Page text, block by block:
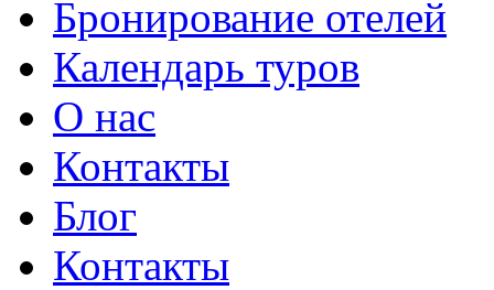
Бронирование отелей
Календарь туров
О нас
Контакты
Блог
Контакты